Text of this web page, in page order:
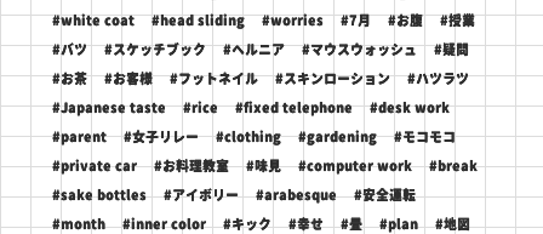
#white coat #head sliding #worries #7月 #お腹 #授業
#バツ #スケッチブック #ヘルニア #マウスウォッシュ #疑問
#お茶 #お客様 #フットネイル #スキンローション #ハツラツ
#Japanese taste #rice #fixed telephone #desk work
#parent #女子リレー #clothing #gardening #モコモコ
#private car #お料理教室 #味見 #computer work #break
#sake bottles #アイボリー #arabesque #安全運転
#month #inner color #キック #幸せ #畳 #plan #地図